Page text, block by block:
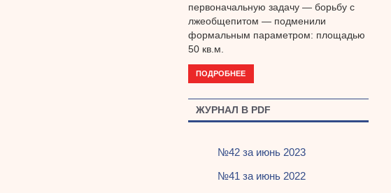
первоначальную задачу — борьбу с
лжеобщепитом — подменили
формальным параметром: площадью
50 кв.м.
ПОДРОБНЕЕ
ЖУРНАЛ В PDF
№42 за июнь 2023
№41 за июнь 2022